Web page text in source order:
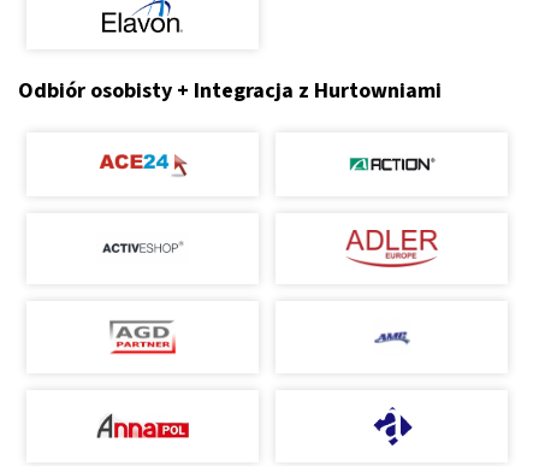
Odbiór osobisty + Integracja z Hurtowniami